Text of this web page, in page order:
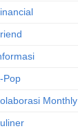
Pop
Monthly